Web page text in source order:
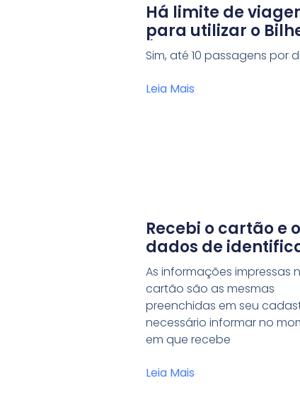
Há limite de
para utilizar o
Único Especial?
Sim, até 10 passagens por
Leia Mais
Recebi o cartão e
dados de
estão incorretos. O
devo fazer?
As informações impressas
cartão são as mesmas
preenchidas em seu
necessário informar no
em que recebe
Leia Mais